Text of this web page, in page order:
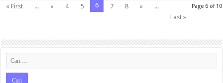
Page 6 of 10
« First ... « 4 5 6 7 8 »
...
Last »